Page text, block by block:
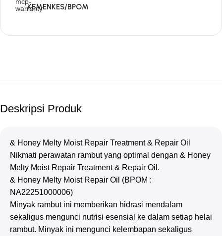
KEMENKES/BPOM
Deskripsi Produk
& Honey Melty Moist Repair Treatment & Repair Oil
Nikmati perawatan rambut yang optimal dengan & Honey
Melty Moist Repair Treatment & Repair Oil.
& Honey Melty Moist Repair Oil (BPOM :
NA22251000006)
Minyak rambut ini memberikan hidrasi mendalam
sekaligus mengunci nutrisi esensial ke dalam setiap helai
rambut. Minyak ini mengunci kelembapan sekaligus